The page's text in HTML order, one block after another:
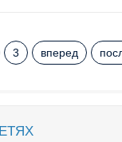
3 вперед